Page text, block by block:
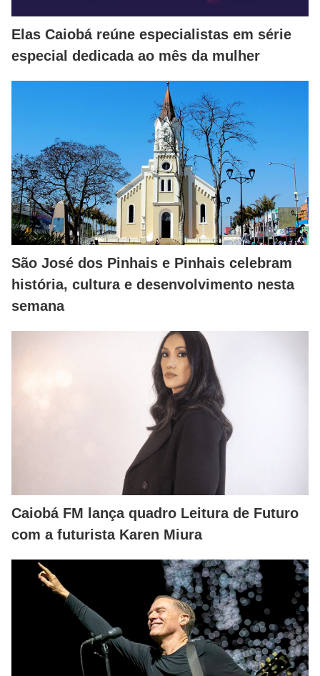
Elas Caiobá reúne especialistas em série
especial dedicada ao mês da mulher
São José dos Pinhais e Pinhais celebram
história, cultura e desenvolvimento nesta
semana
Caiobá FM lança quadro Leitura de Futuro
com a futurista Karen Miura